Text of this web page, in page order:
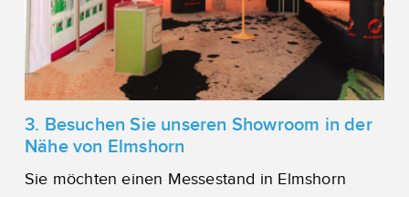
3. Besuchen Sie unseren Showroom in der
Nähe von Elmshorn
Sie möchten einen Messestand in Elmshorn